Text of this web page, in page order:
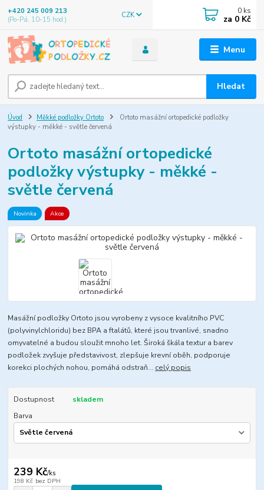
Menu
CZK
Hledat
+420 245 009 213
(Po-Pá, 10-15 hod.)
0 ks
za 0 Kč
Úvod Měkké podložky Ortoto
Ortoto masážní ortopedické podložky
výstupky - měkké - světle červená
Ortoto masážní ortopedické
podložky výstupky - měkké -
světle červená
Novinka Akce
Masážní podložky Ortoto jsou vyrobeny z vysoce kvalitního PVC
(polyvinylchloridu) bez BPA a ftalátů, které jsou trvanlivé, snadno
omyvatelné a budou sloužit mnoho let. Široká škála textur a barev
podložek zvyšuje představivost, zlepšuje krevní oběh, podporuje
korekci plochých nohou, pomáhá odstraň... celý popis
Dostupnost
skladem
Barva
239 Kč/ks
198 Kč bez DPH